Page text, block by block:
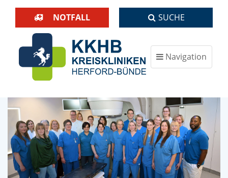
NOTFALL SUCHE
Navigation
ein-/ausblenden